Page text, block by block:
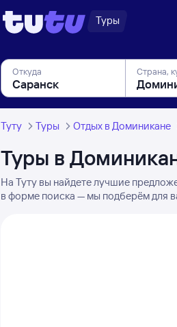
Туры
Откуда Страна,
Туту Туры Отдых в Доминикане
Туры в
На Туту вы найдете лучшие
в форме поиска — мы подберём для